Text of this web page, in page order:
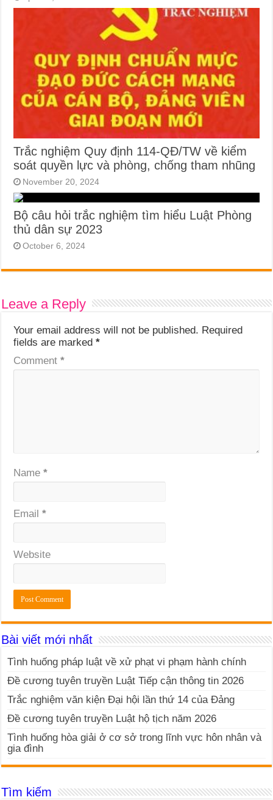
Trắc nghiệm Quy định 114-QĐ/TW về kiểm
soát quyền lực và phòng, chống tham nhũng
November 20, 2024
Bộ câu hỏi trắc nghiệm tìm hiểu Luật Phòng
thủ dân sự 2023
October 6, 2024
Leave a Reply
Your email address will not be published. Required
fields are marked*
Comment*
Name*
Email*
Website
Bài viết mới nhất
Tình huống pháp luật về xử phạt vi phạm hành chính
Đề cương tuyên truyền Luật Tiếp cận thông tin 2026
Trắc nghiệm văn kiện Đại hội lần thứ 14 của Đảng
Đề cương tuyên truyền Luật hộ tịch năm 2026
Tình huống hòa giải ở cơ sở trong lĩnh vực hôn nhân và
gia đình
Tìm kiếm